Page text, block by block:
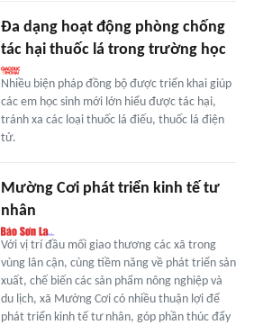
Đa dạng hoạt động phòng chống
tác hại thuốc lá trong trường học
Nhiều biện pháp đồng bộ được triển khai giúp
các em học sinh mới lớn hiểu được tác hại,
tránh xa các loại thuốc lá điếu, thuốc lá điện
tử.
Mường Cơi phát triển kinh tế tư
nhân
Với vị trí đầu mối giao thương các xã trong
vùng lân cận, cùng tiềm năng về phát triển sản
xuất, chế biến các sản phẩm nông nghiệp và
du lịch, xã Mường Cơi có nhiều thuận lợi để
phát triển kinh tế tư nhân, góp phần thúc đẩy